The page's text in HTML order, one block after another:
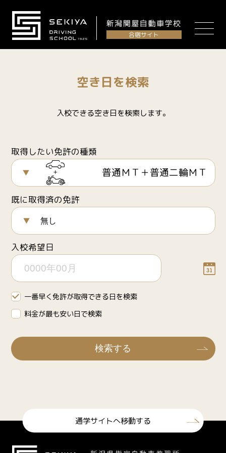
合宿サイト
空き日を検索
入校できる空き日を検索します。
取得したい免許の種類
普通ＭＴ＋普通二輪ＭＴ
既に取得済の免許
入校希望日
一番早く免許が取得できる日を検索
料金が最も安い日で検索
通学サイトへ移動する